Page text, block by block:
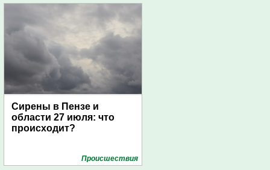
Сирены в Пензе и
области 27 июля: что
происходит?
Проиcшествия